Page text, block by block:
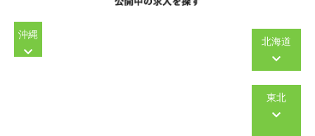
北海道
東北
沖縄